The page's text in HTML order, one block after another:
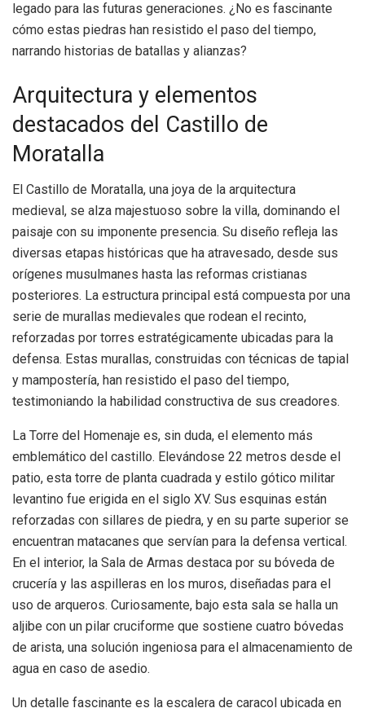
legado para las futuras generaciones. ¿No es fascinante
cómo estas piedras han resistido el paso del tiempo,
narrando historias de batallas y alianzas?
Arquitectura y elementos
destacados del Castillo de
Moratalla
El Castillo de Moratalla, una joya de la arquitectura
medieval, se alza majestuoso sobre la villa, dominando el
paisaje con su imponente presencia. Su diseño refleja las
diversas etapas históricas que ha atravesado, desde sus
orígenes musulmanes hasta las reformas cristianas
posteriores. La estructura principal está compuesta por una
serie de murallas medievales que rodean el recinto,
reforzadas por torres estratégicamente ubicadas para la
defensa. Estas murallas, construidas con técnicas de tapial
y mampostería, han resistido el paso del tiempo,
testimoniando la habilidad constructiva de sus creadores.
La Torre del Homenaje es, sin duda, el elemento más
emblemático del castillo. Elevándose 22 metros desde el
patio, esta torre de planta cuadrada y estilo gótico militar
levantino fue erigida en el siglo XV. Sus esquinas están
reforzadas con sillares de piedra, y en su parte superior se
encuentran matacanes que servían para la defensa vertical.
En el interior, la Sala de Armas destaca por su bóveda de
crucería y las aspilleras en los muros, diseñadas para el
uso de arqueros. Curiosamente, bajo esta sala se halla un
aljibe con un pilar cruciforme que sostiene cuatro bóvedas
de arista, una solución ingeniosa para el almacenamiento de
agua en caso de asedio.
Un detalle fascinante es la escalera de caracol ubicada en